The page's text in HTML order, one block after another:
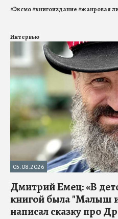
#Эксмо#книгоиздание#жанровая
Интервью
05.08.2026
Дмитрий Емец: «В
книгой была "Малыш
написал сказку про